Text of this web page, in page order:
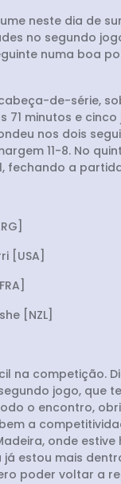
neste dia de
no segundo
numa
de-série,
minutos e
nos dois
11-8. No
a partida
[USA]
[NZL]
na
jogo, que
o encontro,
bem a
onde
estou mais
poder voltar a